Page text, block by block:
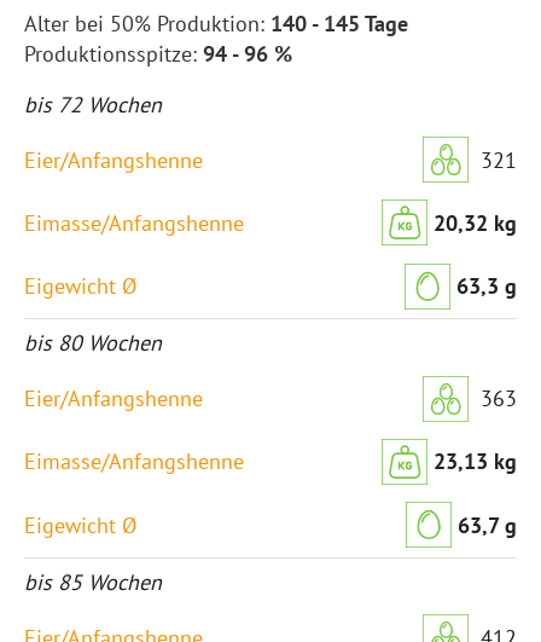
Alter bei 50% Produktion: 140 - 145 Tage
Produktionsspitze: 94 - 96 %
bis 72 Wochen
321
20,32 kg
63,3 g
bis 80 Wochen
363
23,13 kg
63,7 g
bis 85 Wochen